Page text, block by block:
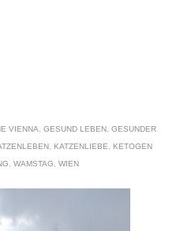
VIENNA GESUND LEBEN GESUNDER
KATZENLIEBE
KETOGEN
WAMSTAG WIEN